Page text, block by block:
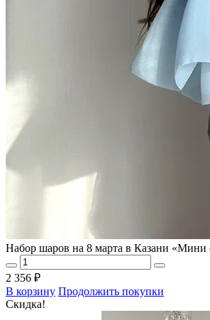
Набор шаров на 8 марта в Казани «Мини
2 356 ₽
В корзину Продолжить покупки
Скидка!